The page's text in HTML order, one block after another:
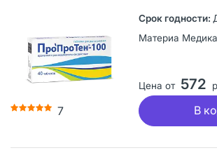
7
Материа
Цена от 572
В